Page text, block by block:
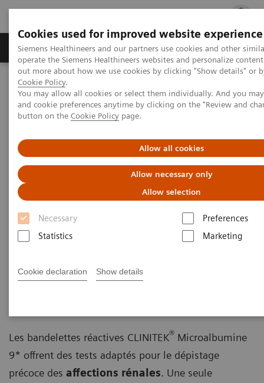
Cookies used for improved website experience
Siemens Healthineers and our partners use cookies and other
operate the Siemens Healthineers websites and personalize
out more about how we use cookies by clicking "Show details" or
Cookie Policy.
You may allow all cookies or select them individually. And you
and cookie preferences anytime by clicking on the "Review and
button on the Cookie Policy page.
Allow all cookies
Allow necessary only
Allow selection
Necessary
Preferences
Statistics
Marketing
Cookie declaration Show details
Produits & services Support & formations
Accueil Diagnostic de laboratoire
Diagnostic urinaire
Bandelettes CLINITEK Microalbumine 9
Bandelettes réactives CLINITEK
Microalbumine 9
Neuf tests essentiels pour le suivi des patients
atteints de diabète et d’affections rénales
Les bandelettes réactives CLINITEK® Microalbumine
9* offrent des tests adaptés pour le dépistage
précoce des affections rénales. Une seule